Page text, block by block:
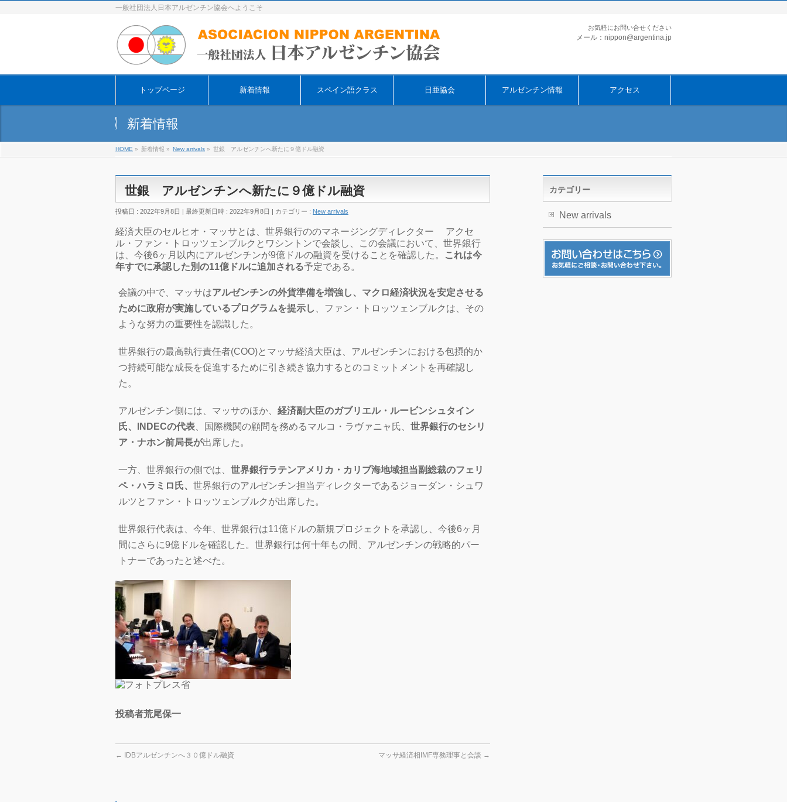
一般社団法人日本アルゼンチン協会へようこそ
お気軽にお問い合せください
メール：nippon@argentina.jp
トップページ 新着情報 スペイン語クラス 日亜協会 アルゼンチン情報 アクセス
新着情報
HOME » 新着情報 » New arrivals » 世銀 アルゼンチンへ新たに９億ドル融資
世銀 アルゼンチンへ新たに９億ドル融資
投稿日 : 2022年9月8日 最終更新日時 : 2022年9月8日 カテゴリー : New arrivals
経済大臣のセルヒオ・マッサとは、世界銀行ののマネージングディレクター アクセ
ル・ファン・トロッツェンブルクとワシントンで会談し、この会議において、 世界銀行
は、今後6ヶ月以内にアルゼンチンが9億ドルの融資を受けることを確認した。
これは今
年すでに承認した別の11億ドルに追加される予定である。
会議の中で、マッサはアルゼンチンの外貨準備を増強し、マクロ経済状況を安定させる
ために政府が実施しているプログラムを提示し
、ファン・トロッツェンブルクは、 その
ような努力の重要性を認識した。
世界銀行の最高執行責任者(COO)とマッサ経済大臣は、アルゼンチンにおける包摂的か
つ持続可能な成長を促進するために引き続き協力するとのコミットメントを再確認し
た。
アルゼンチン側には、マッサのほか、 経済副大臣のガブリエル・ルービンシュタイン
氏、INDECの代表 、国際機関の顧問を務めるマルコ・ラヴァニャ氏、 世界銀行のセシリ
ア・ナホン前局長が出席した。
一方、世界銀行の側では、 世界銀行ラテンアメリカ・カリブ海地域担当副総裁のフェリ
ペ・ハラミロ氏、 世界銀行のアルゼンチン担当ディレクターであるジョーダン・シュワ
ルツとファン・トロッツェンブルクが出席した。
世界銀行代表は、 今年、世界銀行は11億ドルの新規プロジェクトを承認し、今後6ヶ月
間にさらに9億ドルを確認した。世界銀行は何十年もの間、アルゼンチンの戦略的パー
トナーであったと述べた。
投稿者荒尾保一
← IDBアルゼンチンへ３０億ドル融資 マッサ経済相IMF専務理事と会談 →
カテゴリー
New arrivals